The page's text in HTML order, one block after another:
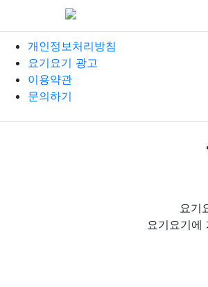
개인정보처리방침
요기요기 광고
이용약관
문의하기
요기
요기요기에